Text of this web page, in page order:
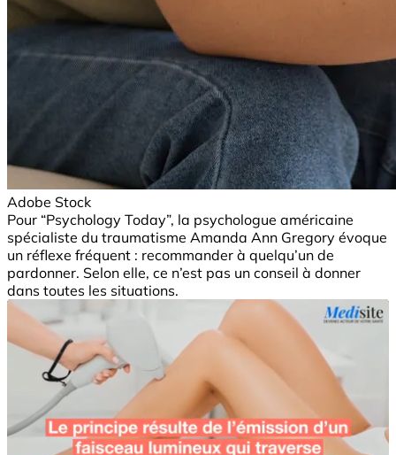
Adobe Stock
Pour “Psychology Today”, la psychologue américaine
spécialiste du traumatisme Amanda Ann Gregory évoque
un réflexe fréquent : recommander à quelqu’un de
pardonner. Selon elle, ce n’est pas un conseil à donner
dans toutes les situations.